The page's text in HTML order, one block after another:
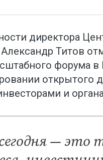
директора
Титов
форума
открытого
и
— это